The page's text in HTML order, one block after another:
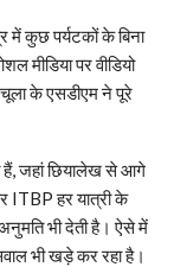
में कुछ पर्यटकों के बिना
मीडिया पर वीडियो
के एसडीएम ने पूरे
हैं, जहां छियालेख से आगे
ITBP हर यात्री के
भी देती है। ऐसे में
भी खड़े कर रहा है।